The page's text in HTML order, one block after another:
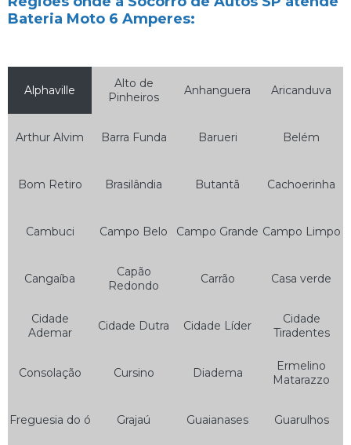
Auto Socorro e Funilaria
Auto Socorro e Mecânica
Auto Socorro Elétrico para Carros
Auto Socorro Guincho
Serviço de Auto Socorro
Serviço de Auto Socorro Borracharia
Bateria Moto 6 Amperes:
Alphaville
Alto de
Pinheiros
Anhanguera Aricanduva
Arthur Alvim Barra Funda Barueri Belém
Bom Retiro Brasilândia Butantã Cachoerinha
Cambuci Campo Belo Campo Grande Campo Limpo
Cangaíba
Capão
Redondo
Carrão Casa verde
Cidade
Ademar
Cidade Dutra Cidade Líder
Cidade
Tiradentes
Consolação Cursino Diadema
Ermelino
Matarazzo
Freguesia do ó Grajaú Guaianases Guarulhos